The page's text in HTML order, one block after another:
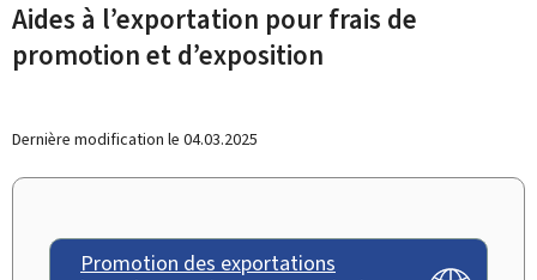
Aides à l’exportation pour frais de
promotion et d’exposition
Dernière modification le 04.03.2025
Promotion des exportations